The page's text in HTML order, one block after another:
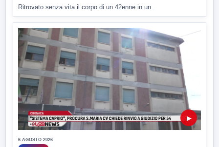
Ritrovato senza vita il corpo di un 42enne in un...
▶
6 AGOSTO 2026